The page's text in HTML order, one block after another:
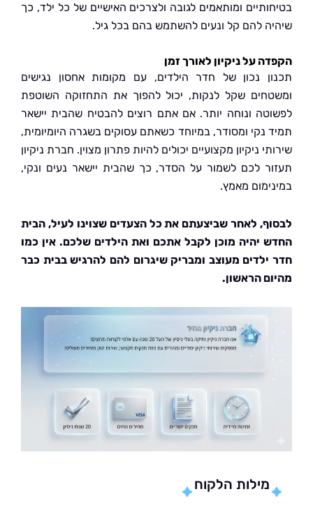
ומותאמים לגובה ולצרכים האישיים של כל ילד, כך
להם קל ונעים להשתמש בהם בכל גיל.
על ניקיון לאורך זמן
נכון של חדר הילדים, עם מקומות אחסון נגישים
שקל לנקות, יכול להפוך את התחזוקה השוטפת
ונוחה יותר. אם אתם רוצים להבטיח שהבית יישאר
נקי ומסודר, במיוחד כשאתם עסוקים בשגרה היומיומית,
ניקיון מקצועיים יכולים להיות פתרון מצוין. חברת ניקיון
לכם לשמור על הסדר, כך שהבית יישאר נעים ונקי,
מאמץ.
לאחר שביצעתם את כל הצעדים שצוינו לעיל, הבית
יהיה מוכן לקבל אתכם ואת הילדים שלכם. אין כמו
מעוצב ומבריק שיגרום להם להרגיש בבית כבר
הראשון.
מילות הלקוח